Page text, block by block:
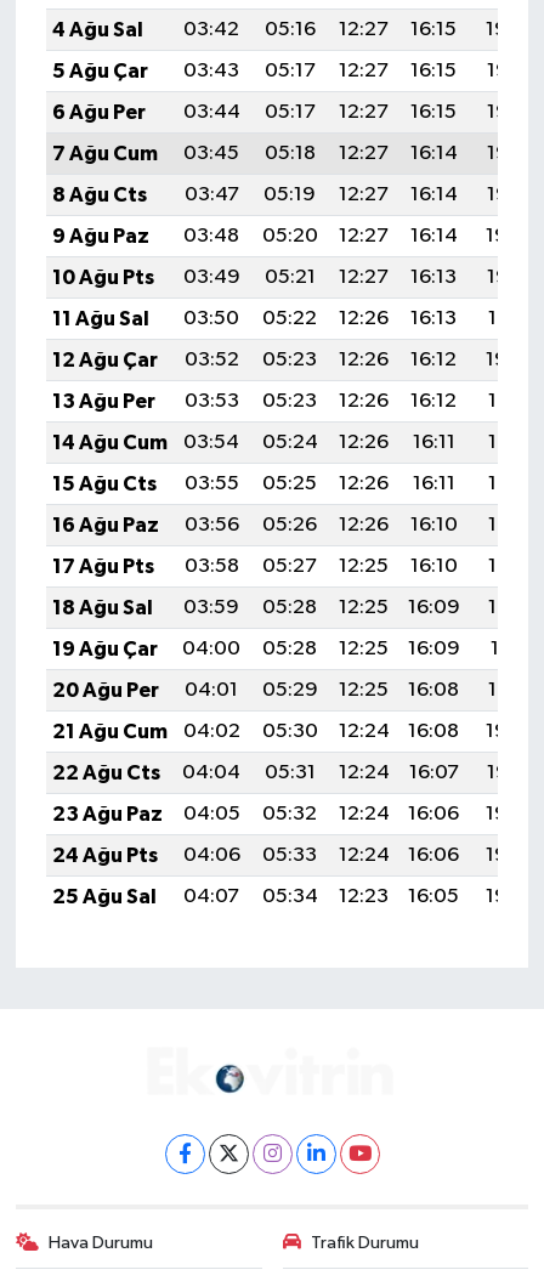
4 Ağu Sal
03:42 05:16 12:27 16:15
19:29
5 Ağu Çar
03:43 05:17 12:27 16:15
19:28
6 Ağu Per
03:44 05:17 12:27 16:15
19:27
7 Ağu Cum
03:45 05:18 12:27 16:14
19:26
8 Ağu Cts
03:47 05:19 12:27 16:14
19:25
9 Ağu Paz
03:48 05:20 12:27 16:14
19:24
10 Ağu Pts
03:49 05:21 12:27 16:13
19:22
11 Ağu Sal
03:50 05:22 12:26 16:13
19:21
12 Ağu Çar
03:52 05:23 12:26 16:12
19:20
13 Ağu Per
03:53 05:23 12:26 16:12
19:19
14 Ağu Cum
03:54 05:24 12:26 16:11
19:18
15 Ağu Cts
03:55 05:25 12:26 16:11
19:17
16 Ağu Paz
03:56 05:26 12:26 16:10
19:15
17 Ağu Pts
03:58 05:27 12:25 16:10
19:14
18 Ağu Sal
03:59 05:28 12:25 16:09
19:13
19 Ağu Çar
04:00 05:28 12:25 16:09
19:11
20 Ağu Per
04:01 05:29 12:25 16:08
19:10
21 Ağu Cum
04:02 05:30 12:24 16:08
19:09
22 Ağu Cts
04:04 05:31 12:24 16:07
19:07
23 Ağu Paz
04:05 05:32 12:24 16:06
19:06
24 Ağu Pts
04:06 05:33 12:24 16:06
19:05
25 Ağu Sal
04:07 05:34 12:23 16:05 19:03
Hava Durumu Trafik Durumu